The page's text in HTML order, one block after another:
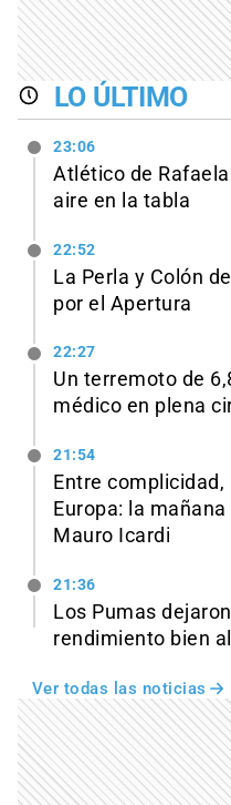
LO ÚLTIMO
23:06
Atlético de
aire en la tabla
22:52
La Perla y Colón
por el Apertura
22:27
Un terremoto de
médico en plena
21:54
Entre
Europa: la
Mauro Icardi
21:36
Los Pumas
rendimiento bien
Ver todas las noticias